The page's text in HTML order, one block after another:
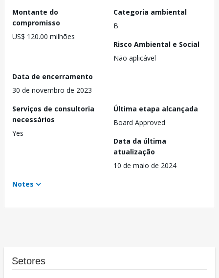
Montante do
compromisso
US$ 120.00 milhões
Categoria ambiental
B
Risco Ambiental e Social
Não aplicável
Data de encerramento
30 de novembro de 2023
Serviços de consultoria
necessários
Yes
Última etapa alcançada
Board Approved
Data da última
atualização
10 de maio de 2024
Notes
Setores